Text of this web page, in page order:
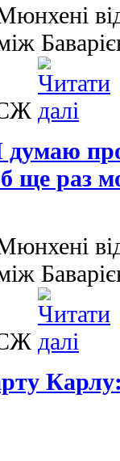
ще раз